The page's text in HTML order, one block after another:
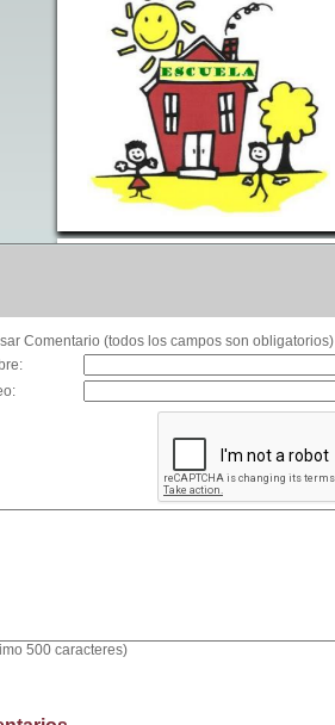
Comentario (todos los campos son obligatorios)
500 caracteres)